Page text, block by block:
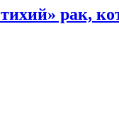
рак,